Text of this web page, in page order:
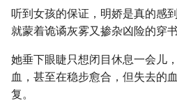
听到女孩的保证，明娇是真的感
就蒙着诡谲灰雾又掺杂凶险的穿
她垂下眼睫只想闭目休息一会儿
血，甚至在稳步愈合，但失去的
复。